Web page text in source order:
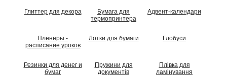
Глиттер для декора
Бумага для
термопринтера
Адвент-календари
Пленеры -
расписание уроков
Лотки для бумаги Глобуси
Резинки для денег и
бумаг
Пружини для
документів
Плівка для
ламінування